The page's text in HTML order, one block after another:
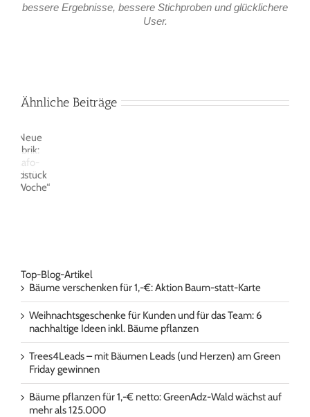
bessere Ergebnisse, bessere Stichproben und glücklichere
User.
Ähnliche Beiträge
Top-Blog-Artikel
Bäume verschenken für 1,-€: Aktion Baum-statt-Karte
Weihnachtsgeschenke für Kunden und für das Team: 6
nachhaltige Ideen inkl. Bäume pflanzen
Trees4Leads – mit Bäumen Leads (und Herzen) am Green
Friday gewinnen
Bäume pflanzen für 1,-€ netto: GreenAdz-Wald wächst auf
mehr als 125.000